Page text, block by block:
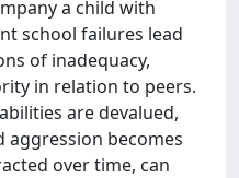
a child with
school failures lead
of inadequacy,
in relation to peers.
are devalued,
aggression becomes
over time, can